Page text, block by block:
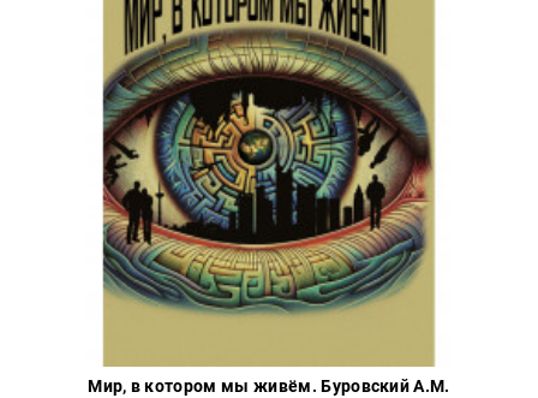
Мир, в котором мы живём. Буровский А.М.